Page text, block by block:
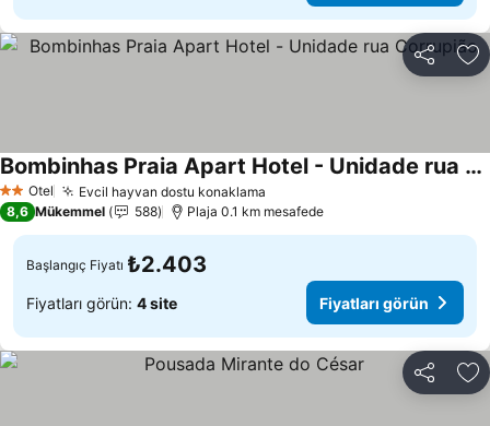
Paylaş
2 Yıldız
Otel Evcil hayvan dostu konaklama
Bombinhas Praia Apart Hotel - Unidade rua Corrupião
Fiyatları görün
8,6 Mükemmel 588 Plaja 0.1 km mesafede
Başlangıç Fiyatı ₺2.403
Fiyatları görün: 4 site Fiyatları görün
Paylaş